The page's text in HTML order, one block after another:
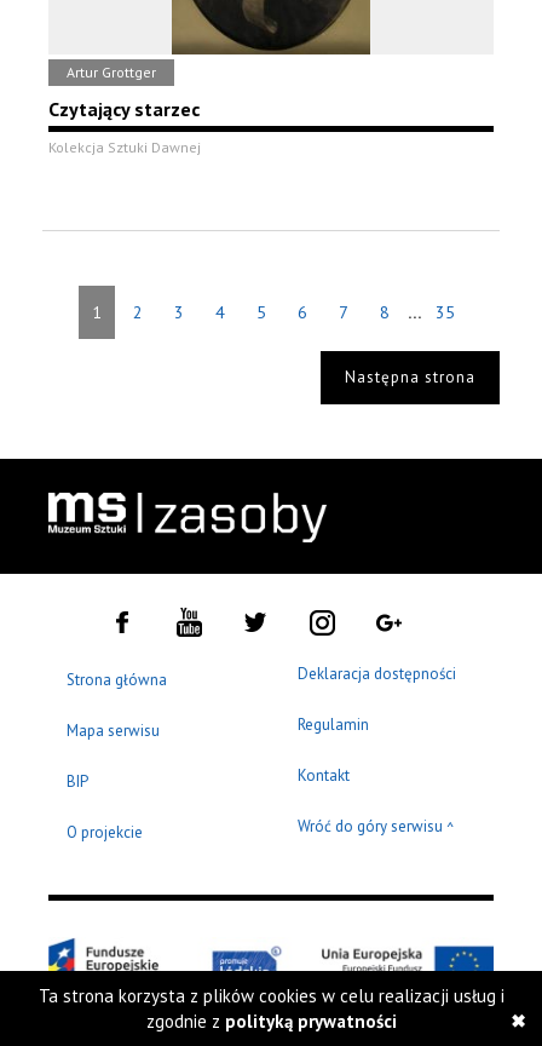
Artur Grottger
Czytający starzec
Kolekcja Sztuki Dawnej
1 2 3 4 5 6 7 8 ... 35
Następna strona
Strona główna
Mapa serwisu
BIP
O projekcie
Deklaracja dostępności
Regulamin
Kontakt
Wróć do góry serwisu ^
Copyright © 2009 - 2026 Muzeum Sztuki w Łodzi
Ta strona korzysta z plików cookies w celu realizacji usług i
zgodnie z polityką prywatności